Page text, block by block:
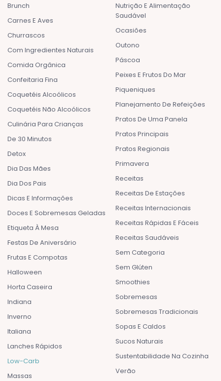
Brunch
Carnes E Aves
Churrascos
Com Ingredientes Naturais
Comida Orgânica
Confeitaria Fina
Coquetéis Alcoólicos
Coquetéis Não Alcoólicos
Culinária Para Crianças
De 30 Minutos
Detox
Dia Das Mães
Dia Dos Pais
Dicas E Informações
Doces E Sobremesas Geladas
Etiqueta À Mesa
Festas De Aniversário
Frutas E Compotas
Halloween
Horta Caseira
Indiana
Inverno
Italiana
Lanches Rápidos
Low-Carb
Massas
Nutrição E Alimentação
Saudável
Ocasiões
Outono
Páscoa
Peixes E Frutos Do Mar
Piqueniques
Planejamento De Refeições
Pratos De Uma Panela
Pratos Principais
Pratos Regionais
Primavera
Receitas
Receitas De Estações
Receitas Internacionais
Receitas Rápidas E Fáceis
Receitas Saudáveis
Sem Categoria
Sem Glúten
Smoothies
Sobremesas
Sobremesas Tradicionais
Sopas E Caldos
Sucos Naturais
Sustentabilidade Na Cozinha
Verão